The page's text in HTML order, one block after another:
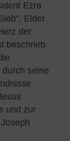
Ezra
Elder
der
beschrieb
seine
und zur